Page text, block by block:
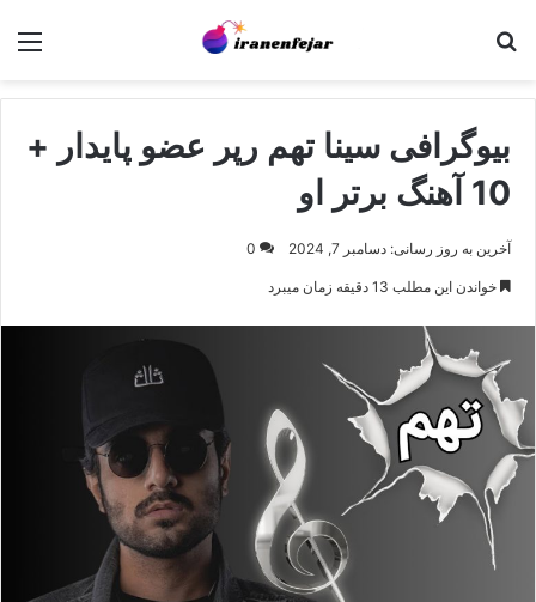
بیوگرافی سینا تهم رپر عضو پایدار +
10 آهنگ برتر او
آخرین به روز رسانی: دسامبر 7, 2024 0
خواندن این مطلب 13 دقیقه زمان میبرد